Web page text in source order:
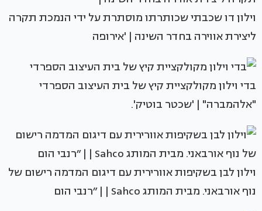
וילון דו שכבתי שכותרתו מוסתרת על ידי הנמכת תקרה
ליצירת אווירה בחדר השינה | 'אירופה
בדי וילון מקולקציית קיץ של בית העיצוב הספרדי
"אלהמברה" | 'שכטר בוטיק'.
וילון לבן בשקיפות אוורירית עם דיגום המדמה רישום של
נוף אורבאני. מבית המותג Sahco | | ״רנבי הום